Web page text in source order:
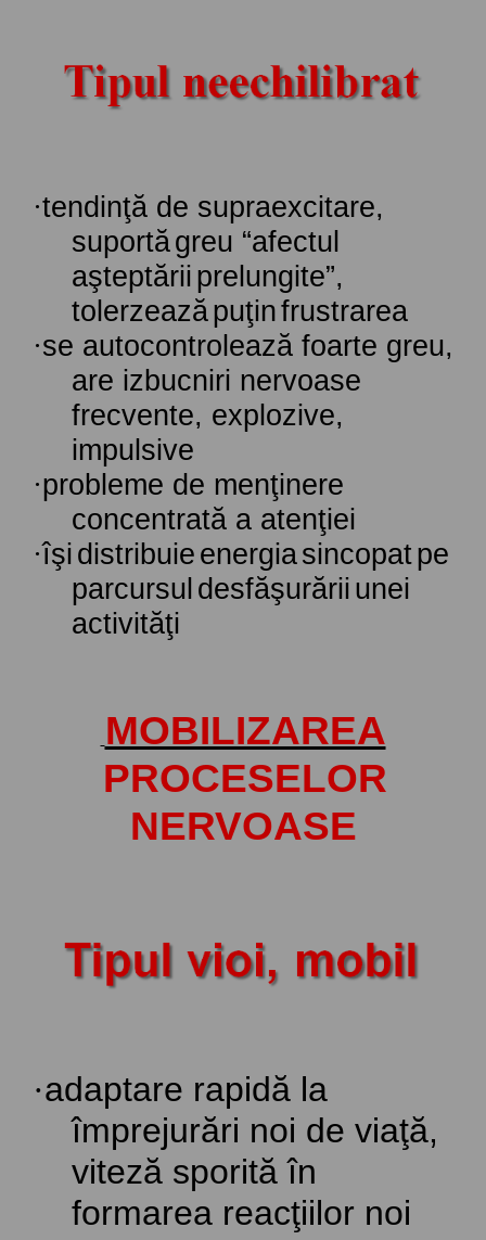
·tendinţăde supraexcitare,
suportăgreu “afectul
aşteptării prelungite”,
tolerzeazăpuţinfrustrarea
·se autocontrolează foarte greu,
are izbucniri nervoase
frecvente, explozive,
impulsive
·probleme de menţinere
concentrată a atenţiei
·îşi distribuie energiasincopatpe
parcursul desfăşurării unei
activităţi
MOBILIZAREA
PROCESELOR
NERVOASE
·adaptare rapidă la
împrejurări noi de viaţă,
viteză sporită în
formarea reacţiilor noi